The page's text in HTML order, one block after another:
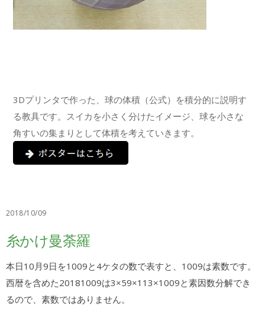
3Dプリンタで作った、球の体積（公式）を積分的に説明す
る教具です。スイカを小さく分けたイメージ、球を小さな
角すいの集まりとして体積を考えていきます。
2018/10/09
糸かけ曼荼羅
本日10月9日を1009と4ケタの数で表すと、1009は素数です。
西暦を含めた20181009は3×59×113×1009と素因数分解でき
るので、素数ではありません。